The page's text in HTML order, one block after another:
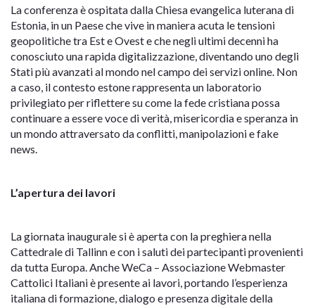
La conferenza è ospitata dalla Chiesa evangelica luterana di
Estonia, in un Paese che vive in maniera acuta le tensioni
geopolitiche tra Est e Ovest e che negli ultimi decenni ha
conosciuto una rapida digitalizzazione, diventando uno degli
Stati più avanzati al mondo nel campo dei servizi online. Non
a caso, il contesto estone rappresenta un laboratorio
privilegiato per riflettere su come la fede cristiana possa
continuare a essere voce di verità, misericordia e speranza in
un mondo attraversato da conflitti, manipolazioni e fake
news.
L’apertura dei lavori
La giornata inaugurale si è aperta con la preghiera nella
Cattedrale di Tallinn e con i saluti dei partecipanti provenienti
da tutta Europa. Anche WeCa – Associazione Webmaster
Cattolici Italiani è presente ai lavori, portando l’esperienza
italiana di formazione, dialogo e presenza digitale della